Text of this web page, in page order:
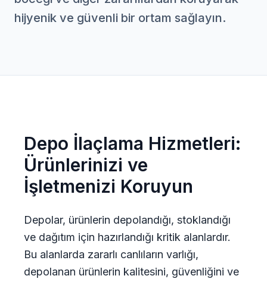
hijyenik ve güvenli bir ortam sağlayın.
Depo İlaçlama Hizmetleri:
Ürünlerinizi ve
İşletmenizi Koruyun
Depolar, ürünlerin depolandığı, stoklandığı
ve dağıtım için hazırlandığı kritik alanlardır.
Bu alanlarda zararlı canlıların varlığı,
depolanan ürünlerin kalitesini, güvenliğini ve